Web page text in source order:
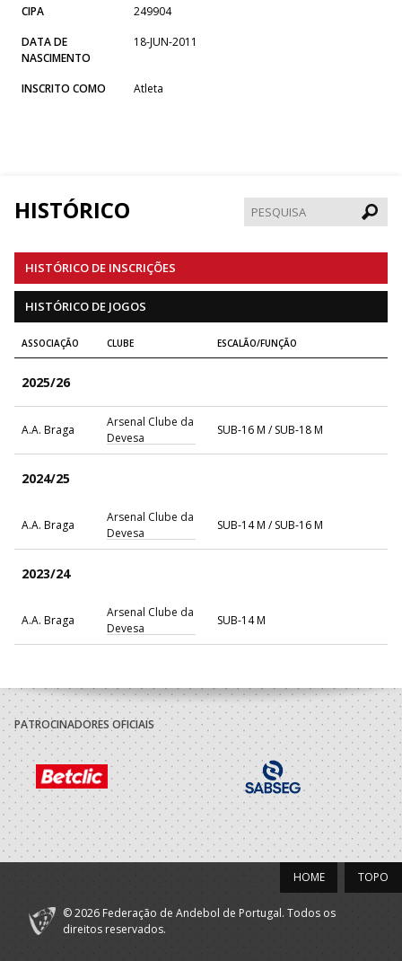
CIPA
249904
DATA DE
NASCIMENTO
18-JUN-2011
INSCRITO COMO Atleta
HISTÓRICO
HISTÓRICO DE INSCRIÇÕES
HISTÓRICO DE JOGOS
ASSOCIAÇÃO CLUBE ESCALÃO/FUNÇÃO
2025/26
A.A. Braga
Arsenal Clube da
Devesa
SUB-16 M / SUB-18 M
2024/25
A.A. Braga
Arsenal Clube da
Devesa
SUB-14 M / SUB-16 M
2023/24
A.A. Braga
Arsenal Clube da
Devesa
SUB-14 M
PATROCINADORES OFICIAIS
TOPO
HOME
© 2026 Federação de Andebol de Portugal. Todos os
direitos reservados.